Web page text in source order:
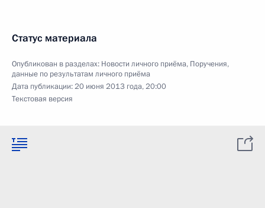
Статус материала
Опубликован в разделах: Новости личного приёма, Поручения,
данные по результатам личного приёма
Дата публикации:20 июня 2013 года, 20:00
Текстовая версия